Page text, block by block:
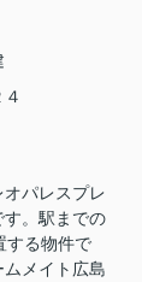
パレスプレ
す。駅までの
する物件で
メイト広島